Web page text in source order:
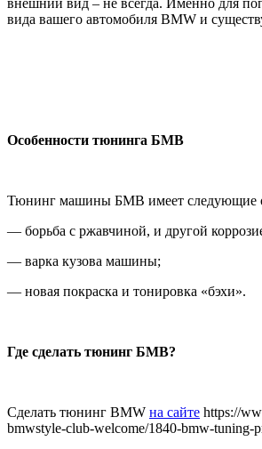
вида вашего автомобиля BMW и
Особенности тюнинга БМВ
Тюнинг машины БМВ имеет следующие
— борьба с ржавчиной, и другой
— варка кузова машины;
— новая покраска и тонировка «бэхи».
Где сделать тюнинг БМВ?
Сделать тюнинг BMW на сайте https://
bmwstyle-club-welcome/1840-bmw-tuning-